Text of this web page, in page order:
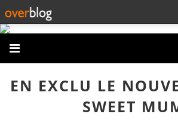
EN EXCLU LE
SWEET